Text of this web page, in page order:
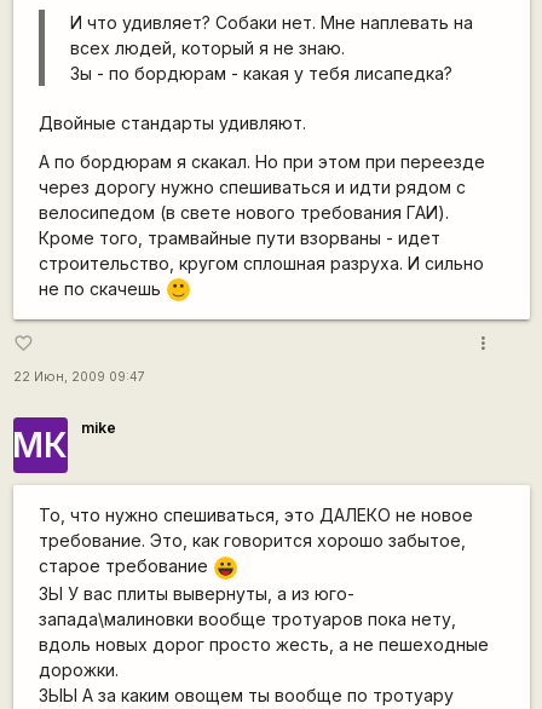
И что удивляет? Собаки нет. Мне наплевать на
всех людей, который я не знаю.
Зы - по бордюрам - какая у тебя лисапедка?
Двойные стандарты удивляют.
А по бордюрам я скакал. Но при этом при переезде
через дорогу нужно спешиваться и идти рядом с
велосипедом (в свете нового требования ГАИ).
Кроме того, трамвайные пути взорваны - идет
строительство, кругом сплошная разруха. И сильно
не по скачешь
:)
favorite_border
22 Июн, 2009 09:47
more_vert
МК mike
То, что нужно спешиваться, это ДАЛЕКО не новое
требование. Это, как говорится хорошо забытое,
старое требование |-))
ЗЫ У вас плиты вывернуты, а из юго-
запада\малиновки вообще тротуаров пока нету,
вдоль новых дорог просто жесть, а не пешеходные
дорожки.
ЗЫЫ А за каким овощем ты вообще по тротуару